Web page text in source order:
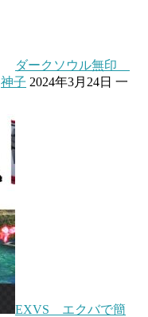
ダークソウル無印
神子 2024年3月24日 一
EXVS エクバで簡